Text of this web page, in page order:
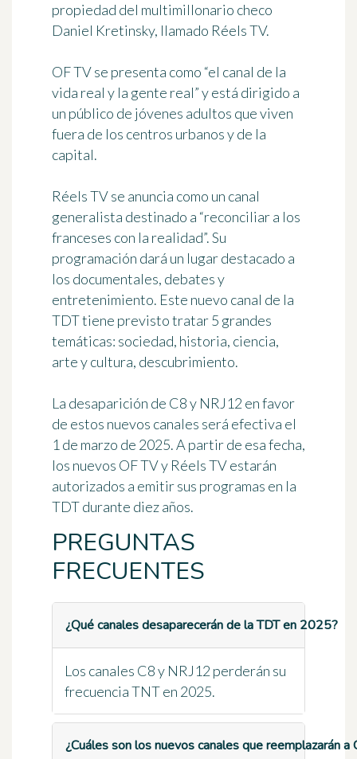
propiedad del multimillonario checo
Daniel Kretinsky, llamado Réels TV.
OF TV se presenta como “el canal de la
vida real y la gente real”y está dirigido a
un público de jóvenes adultos que viven
fuera de los centros urbanos y de la
capital.
Réels TV se anuncia como un canal
generalista destinado a “reconciliar a los
franceses con la realidad”. Su
programación dará un lugar destacado a
los documentales, debates y
entretenimiento. Este nuevo canal de la
TDT tiene previsto tratar 5 grandes
temáticas: sociedad, historia, ciencia,
arte y cultura, descubrimiento.
La desaparición de C8 y NRJ12 en favor
de estos nuevos canales será efectiva el
1 de marzo de 2025. A partir de esa fecha,
los nuevos OF TV y Réels TV estarán
autorizados a emitir sus programas en la
TDT durante diez años.
PREGUNTAS
FRECUENTES
¿Qué canales desaparecerán de la TDT en 2025?
Los canales C8 y NRJ12 perderán su
frecuencia TNT en 2025.
¿Cuáles son los nuevos canales que reemplazarán a